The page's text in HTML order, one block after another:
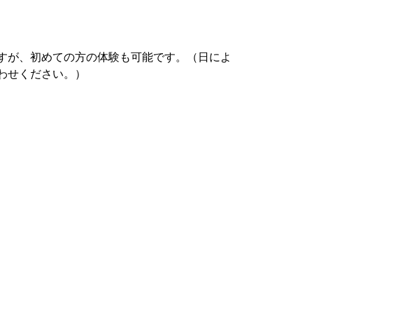
、初めての方の体験も可能です。（日によ
ください。）